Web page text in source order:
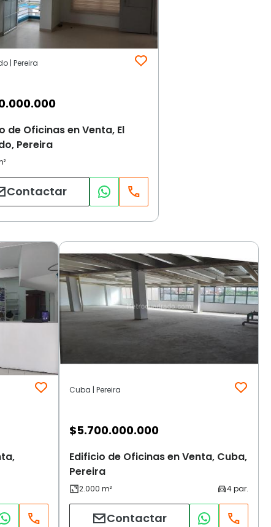
| Pereira
de Oficinas en Venta, El
Pereira
Contactar
Cuba | Pereira
$5.700.000.000
Edificio de Oficinas en Venta, Cuba,
Pereira
Contactar